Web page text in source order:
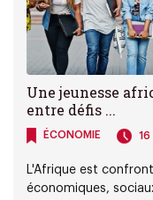
Une jeunesse
entre défis ...
ÉCONOMIE 16
L'Afrique est
économiques,